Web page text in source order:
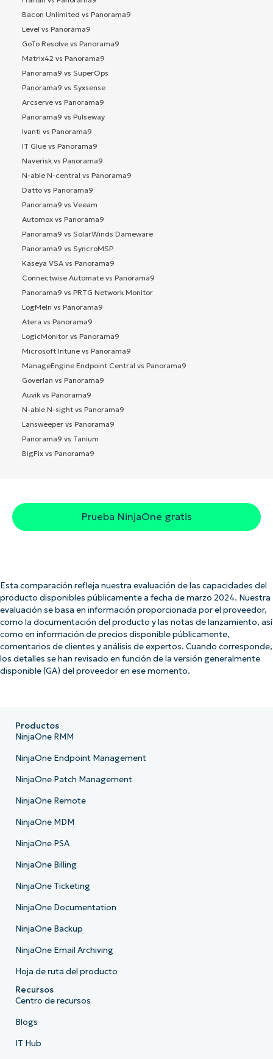
Bacon Unlimited vs Panorama9
Level vs Panorama9
GoTo Resolve vs Panorama9
Matrix42 vs Panorama9
Panorama9 vs SuperOps
Panorama9 vs Syxsense
Arcserve vs Panorama9
Panorama9 vs Pulseway
Ivanti vs Panorama9
IT Glue vs Panorama9
Naverisk vs Panorama9
N-able N-central vs Panorama9
Datto vs Panorama9
Panorama9 vs Veeam
Automox vs Panorama9
Panorama9 vs SolarWinds Dameware
Panorama9 vs SyncroMSP
Kaseya VSA vs Panorama9
Connectwise Automate vs Panorama9
Panorama9 vs PRTG Network Monitor
LogMeIn vs Panorama9
Atera vs Panorama9
LogicMonitor vs Panorama9
Microsoft Intune vs Panorama9
ManageEngine Endpoint Central vs Panorama9
Goverlan vs Panorama9
Auvik vs Panorama9
N-able N-sight vs Panorama9
Lansweeper vs Panorama9
Panorama9 vs Tanium
BigFix vs Panorama9
Prueba NinjaOne gratis
Esta comparación refleja nuestra evaluación de las capacidades del
producto disponibles públicamente a fecha de marzo 2024. Nuestra
evaluación se basa en información proporcionada por el proveedor,
como la documentación del producto y las notas de lanzamiento, así
como en información de precios disponible públicamente,
comentarios de clientes y análisis de expertos. Cuando corresponde,
los detalles se han revisado en función de la versión generalmente
disponible (GA) del proveedor en ese momento.
Productos
NinjaOne RMM
NinjaOne Endpoint Management
NinjaOne Patch Management
NinjaOne Remote
NinjaOne MDM
NinjaOne PSA
NinjaOne Billing
NinjaOne Ticketing
NinjaOne Documentation
NinjaOne Backup
NinjaOne Email Archiving
Hoja de ruta del producto
Recursos
Centro de recursos
Blogs
IT Hub